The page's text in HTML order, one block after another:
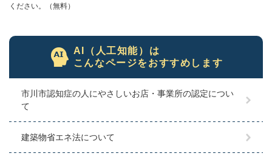
ください。（無料）
AI（人工知能）は
こんなページをおすすめします
市川市認知症の人にやさしいお店・事業所の認定につい
て
建築物省エネ法について